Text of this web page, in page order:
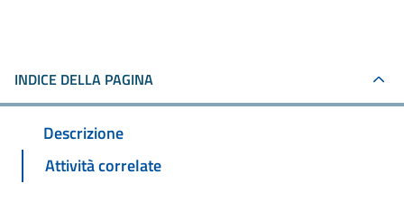
INDICE DELLA PAGINA
Descrizione
Attività correlate